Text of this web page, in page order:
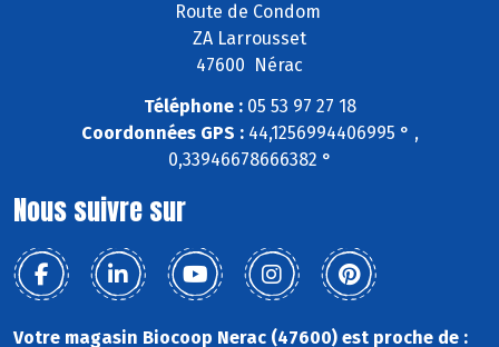
Route de Condom
ZA Larrousset
47600 Nérac
Téléphone :05 53 97 27 18
Coordonnées GPS :44,1256994406995 ° ,
0,33946678666382 °
Nous suivre sur
Votre magasin Biocoop Nerac (47600) est proche de :